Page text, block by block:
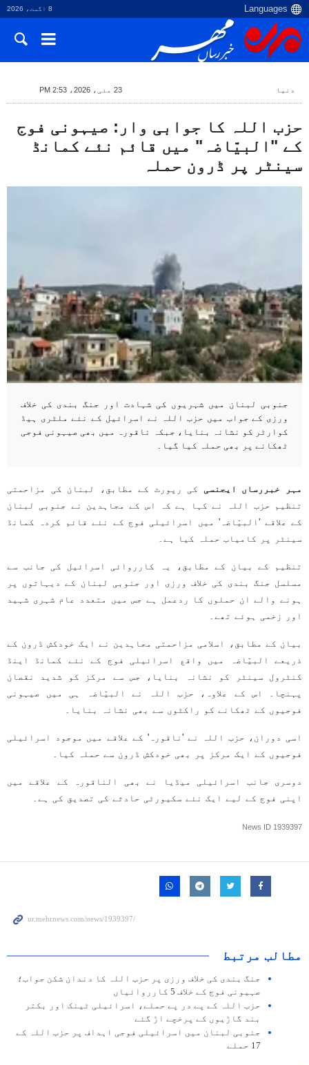
8 اگست، 2026
دنیا 23 مئی، 2026، 2:53 PM
حزب اللہ کا جوابی وار: صیہونی فوج
کے "البیّاضہ" میں قائم نئے کمانڈ
سینٹر پر ڈرون حملہ
جنوبی لبنان میں شہریوں کی شہادت اور جنگ بندی کی خلاف
ورزی کے جواب میں حزب اللہ نے اسرائیل کے نئے ملٹری ہیڈ
کوارٹر کو نشانہ بنایا، جبکہ ناقورہ میں بھی صیہونی فوجی
ٹھکانے پر بھی حملہ کیا گیا۔
مہر خبررساں ایجنسی کی رپورٹ کے مطابق، لبنان کی مزاحمتی
تنظیم حزب اللہ نے کہا ہے کہ اس کے مجاہدین نے جنوبی لبنان
کے علاقے 'البیّاضہ' میں اسرائیلی فوج کے نئے قائم کردہ کمانڈ
سینٹر پر کامیاب حملہ کیا ہے۔
تنظیم کے بیان کے مطابق، یہ کارروائی اسرائیل کی جانب سے
مسلسل جنگ بندی کی خلاف ورزی اور جنوبی لبنان کے دیہاتوں پر
ہونے والے ان حملوں کا ردعمل ہے جس میں متعدد عام شہری شہید
اور زخمی ہوئے تھے۔
بیان کے مطابق، اسلامی مزاحمتی مجاہدین نے ایک خودکش ڈرون کے
ذریعے البیّاضہ میں واقع اسرائیلی فوج کے نئے کمانڈ اینڈ
کنٹرول سینٹر کو نشانہ بنایا، جس سے مرکز کو شدید نقصان
پہنچا۔ اس کے علاوہ، حزب اللہ نے البیّاضہ ہی میں صیہونی
فوجیوں کے ٹھکانے کو راکٹوں سے بھی نشانہ بنایا۔
اسی دوران، حزب اللہ نے 'ناقورہ' کے علاقے میں موجود اسرائیلی
فوجیوں کے ایک مرکز پر بھی خودکش ڈرون سے حملہ کیا۔
دوسری جانب اسرائیلی میڈیا نے بھی الناقورہ کے علاقے میں
اپنی فوج کے لیے ایک نئے سکیورٹی حادثے کی تصدیق کی ہے۔
News ID 1939397
مطالب مرتبط
جنگ بندی کی خلاف ورزی پر حزب اللہ کا دندان شکن جواب؛
صہیونی فوج کے خلاف 5 کارروائیاں
حزب اللہ کے پے در پے حملے، اسرائیلی ٹینک اور بکتر
بند گاڑیوں کے پرخچے اڑ گئے
جنوبی لبنان میں اسرائیلی فوجی اہداف پر حزب اللہ کے
17 حملے